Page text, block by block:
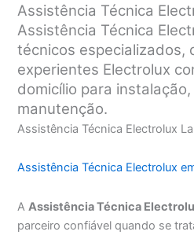
Assistência Técnica
Assistência Técnica
técnicos especializados,
experientes Electrolux
domicílio para
manutenção.
Assistência Técnica Electrolux
Assistência Técnica Electrolux
AAssistência Técnica
parceiro confiável quando se